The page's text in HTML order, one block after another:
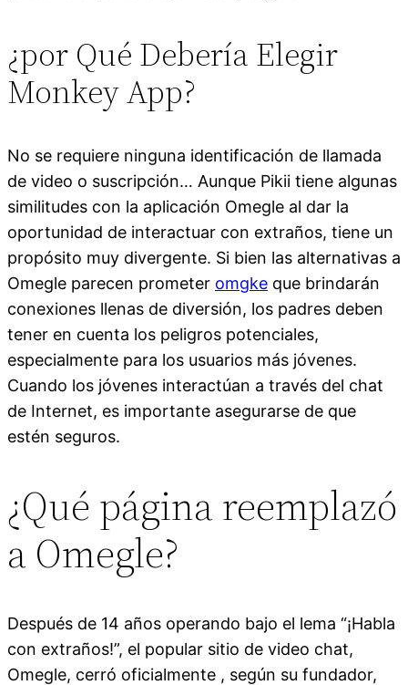
¿por Qué Debería Elegir
Monkey App?
No se requiere ninguna identificación de llamada
de video o suscripción… Aunque Pikii tiene algunas
similitudes con la aplicación Omegle al dar la
oportunidad de interactuar con extraños, tiene un
propósito muy divergente. Si bien las alternativas a
Omegle parecen prometer omgke que brindarán
conexiones llenas de diversión, los padres deben
tener en cuenta los peligros potenciales,
especialmente para los usuarios más jóvenes.
Cuando los jóvenes interactúan a través del chat
de Internet, es importante asegurarse de que
estén seguros.
¿Qué página reemplazó
a Omegle?
Después de 14 años operando bajo el lema “¡Habla
con extraños!”, el popular sitio de video chat,
Omegle, cerró oficialmente , según su fundador,